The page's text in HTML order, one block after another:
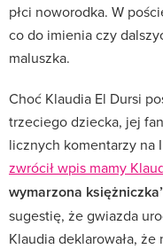
płci noworodka. W
co do imienia czy
maluszka.
Choć Klaudia El Dursi
trzeciego dziecka, jej
licznych komentarzy na
zwrócił wpis mamy
wymarzona
sugestię, że gwiazda
Klaudia deklarowała,